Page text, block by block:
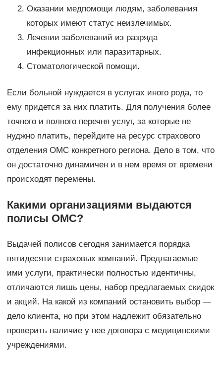
Оказании медпомощи людям, заболевания
которых имеют статус неизлечимых.
Лечении заболеваний из разряда
инфекционных или паразитарных.
Стоматологической помощи.
Если больной нуждается в услугах иного рода, то
ему придется за них платить. Для получения более
точного и полного перечня услуг, за которые не
нуджно платить, перейдите на ресурс страхового
отделения ОМС конкретного региона. Дело в том, что
он достаточно динамичен и в нем время от времени
происходят перемены.
Какими организациями выдаются
полисы ОМС?
Выдачей полисов сегодня занимается порядка
пятидесяти страховых компаний. Предлагаемые
ими услуги, практически полностью идентичны,
отличаются лишь цены, набор предлагаемых скидок
и акций. На какой из компаний остановить выбор —
дело клиента, но при этом надлежит обязательно
проверить наличие у нее договора с медицинскими
учреждениями.